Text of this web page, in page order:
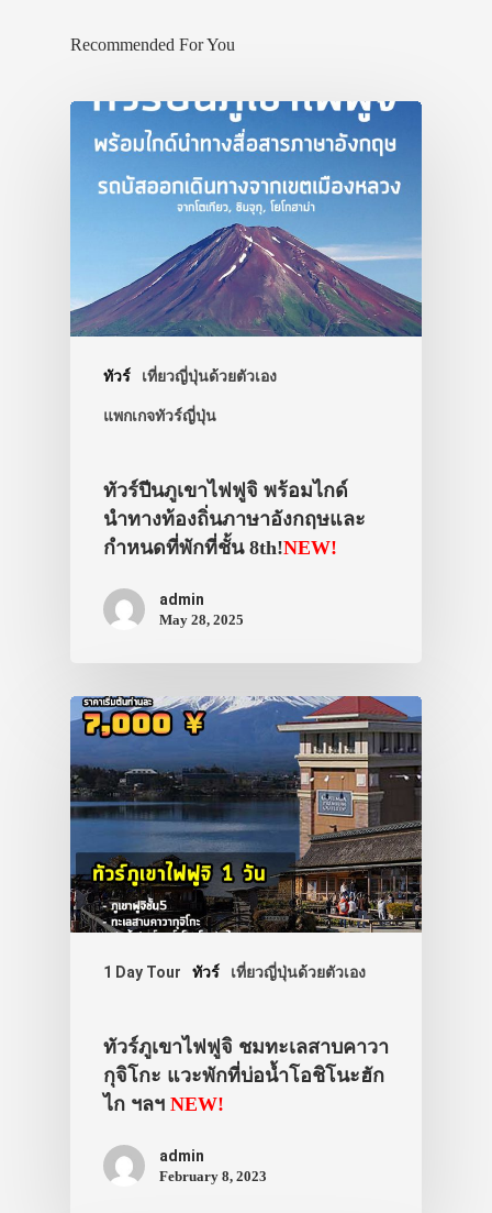
Recommended For You
ทัวร์ เที่ยวญี่ปุ่นด้วยตัวเอง
แพกเกจทัวร์ญี่ปุ่น
ทัวร์ปีนภูเขาไฟฟูจิ พร้อมไกด์
นำทางท้องถิ่นภาษาอังกฤษและ
กำหนดที่พักที่ชั้น 8th!NEW!
admin
May 28, 2025
1 Day Tour ทัวร์ เที่ยวญี่ปุ่นด้วยตัวเอง
ทัวร์ภูเขาไฟฟูจิ ชมทะเลสาบคาวา
กุจิโกะ แวะพักที่บ่อน้ำโอชิโนะฮัก
ไก ฯลฯ NEW!
admin
February 8, 2023